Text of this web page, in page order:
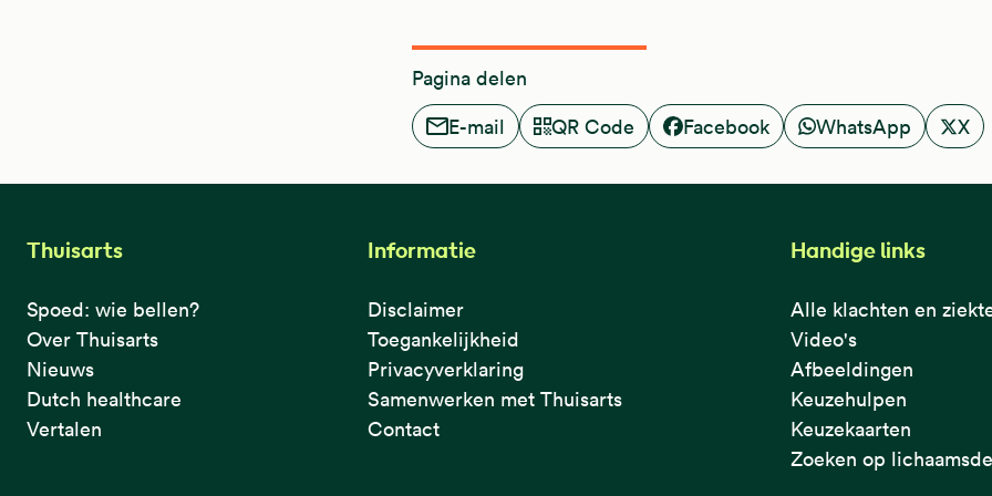
Pagina delen
E-mail
QR Code Facebook WhatsApp X
Thuisarts
Spoed: wie bellen?
Over Thuisarts
Nieuws
Dutch healthcare
Vertalen
Informatie
Disclaimer
Toegankelijkheid
Privacyverklaring
Samenwerken met Thuisarts
Contact
Handige links
Alle klachten en
Video's
Afbeeldingen
Keuzehulpen
Keuzekaarten
Zoeken op